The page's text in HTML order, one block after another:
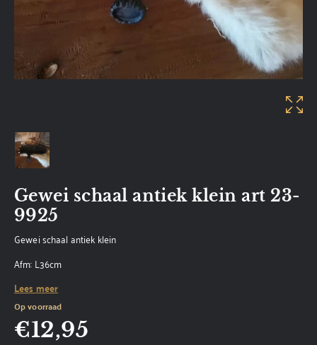
Gewei schaal antiek klein art 23-
9925
Gewei schaal antiek klein
Afm: L36cm
Lees meer
Op voorraad
€12,95